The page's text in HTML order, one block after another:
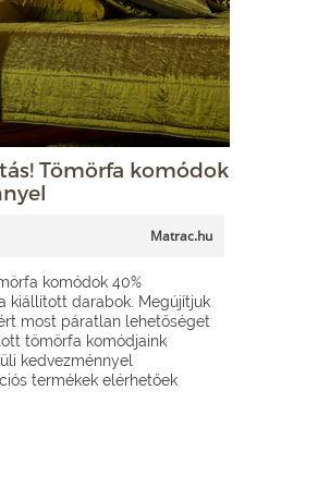
Tömörfa komódok
Matrac.hu
komódok 40%
kiállított darabok. Megújítjuk
most páratlan lehetőséget
tömörfa komódjaink
kedvezménnyel
termékek elérhetőek